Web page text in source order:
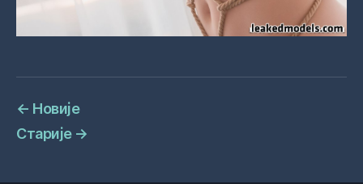
← Новије
Старије →